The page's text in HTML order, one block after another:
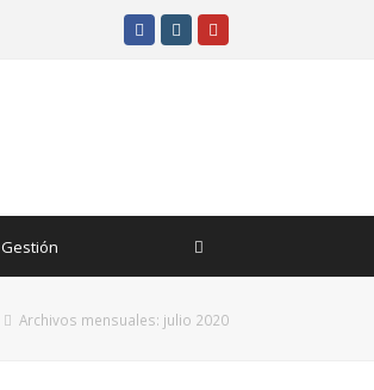
FacebookInstagram
Gestión
Archivos mensuales: julio 2020